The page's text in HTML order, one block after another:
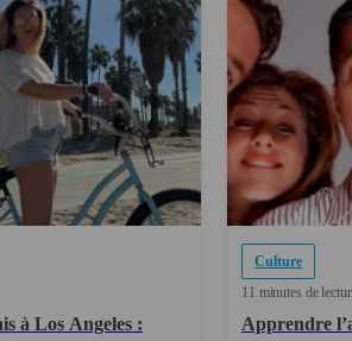
à Los Angeles :
Culture
11 minutes de
Apprendre